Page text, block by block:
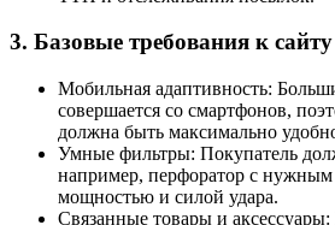
3. Базовые требования к сайту
Мобильная адаптивность:
совершается со смартфонов,
должна быть максимально
Умные фильтры: Покупатель
например, перфоратор с нужным
мощностью и силой удара.
Связанные товары и